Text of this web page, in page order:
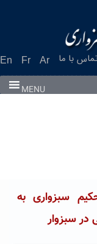
En Fr Ar با ما
MENU
سبزواری به
در سبزوار